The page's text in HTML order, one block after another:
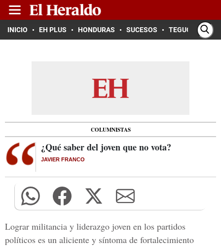
INICIO EH PLUS HONDURAS SUCESOS TEGUCIGALPA
COLUMNISTAS
¿Qué saber del joven que no vota?
JAVIER FRANCO
Lograr militancia y liderazgo joven en los partidos
políticos es un aliciente y síntoma de fortalecimiento